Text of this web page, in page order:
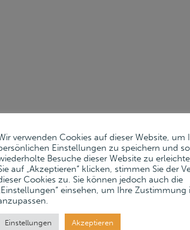
verwenden Cookies auf dieser Website, um
Einstellungen zu speichern und
Besuche dieser Website zu
auf „Akzeptieren“ klicken, stimmen Sie der
Cookies zu. Sie können jedoch auch die
„Einstellungen“ einsehen, um Ihre Zustimmung
Einstellungen Akzeptieren